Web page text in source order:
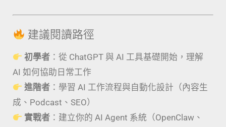
建議閱讀路徑
初學者 ：從 ChatGPT 與 AI 工具基礎開始，理解
AI 如何協助日常工作
進階者 ：學習 AI 工作流程與自動化設計（內容生
成、Podcast、SEO）
實戰者 ：建立你的 AI Agent 系統（OpenClaw、